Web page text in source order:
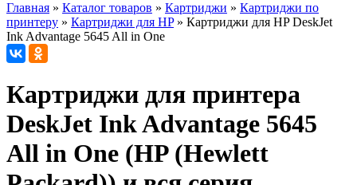
Главная » Каталог товаров » Картриджи » Картриджи по
принтеру » Картриджи для HP» Картриджи для HP DeskJet
Ink Advantage 5645 All in One
Картриджи для принтера
DeskJet Ink Advantage 5645
All in One (HP (Hewlett